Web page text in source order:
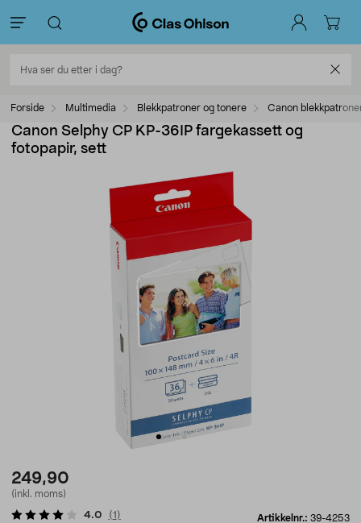
Forside Multimedia Blekkpatroner og tonere Canon
Canon Selphy CP KP-36IP fargekassett og
fotopapir, sett
249,90
(inkl. moms)
Artikkelnr.: 39-4253
4.0 (1 )